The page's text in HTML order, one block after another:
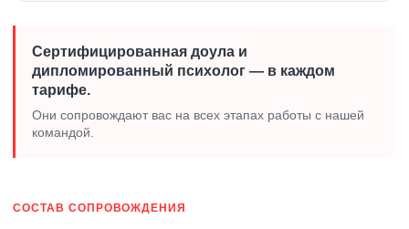
Сертифицированная доула и
дипломированный психолог — в каждом
тарифе.
Они сопровождают вас на всех этапах работы с нашей
командой.
СОСТАВ СОПРОВОЖДЕНИЯ